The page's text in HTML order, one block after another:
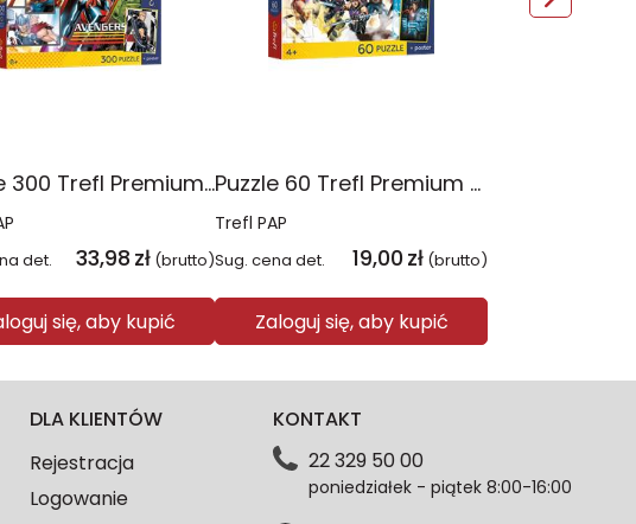
Puzzle 300 Trefl Premium Plus Kids Disney Marvel the Avengers Siła Drużyny 23046
det. 33,98 zł (brutto)
się, aby kupić
Puzzle 60 Trefl Premium Plus Kids Marvel Razem Silniejsi 17436
Trefl PAP
Sug. cena det. 19,00 zł (brutto)
Zaloguj się, aby kupić
DLA KLIENTÓW
Rejestracja
Logowanie
KONTAKT
22 329 50 00
poniedziałek - piątek 8:00-16:00